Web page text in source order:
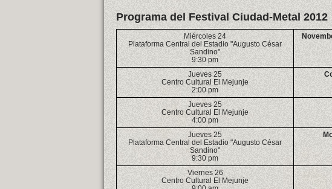
Programa del Festival Ciudad-Metal 2012
Miércoles 24
Plataforma Central del Estadio "Augusto César
Sandino"
9:30 pm
Jueves 25
Centro Cultural El Mejunje
2:00 pm
Jueves 25
Centro Cultural El Mejunje
4:00 pm
Jueves 25
Plataforma Central del Estadio "Augusto César
Sandino"
9:30 pm
Viernes 26
Centro Cultural El Mejunje